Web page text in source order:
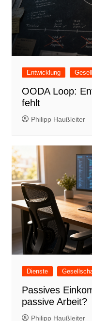
Entwicklung
OODA Loop:
fehlt
Philipp Haußleiter
Dienste
Passives
passive Arbeit?
Philipp Haußleiter